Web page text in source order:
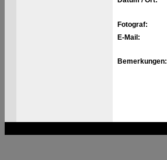
Fotograf:
E-Mail:
Bemerkungen: